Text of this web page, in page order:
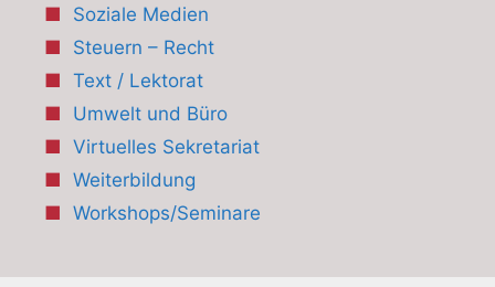
Soziale Medien
Steuern – Recht
Text / Lektorat
Umwelt und Büro
Virtuelles Sekretariat
Weiterbildung
Workshops/Seminare